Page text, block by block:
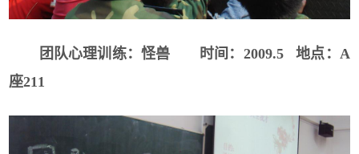
团队心理训练：怪兽 时间： 2009.5地点： A
座211